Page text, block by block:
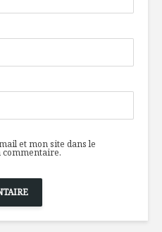
et mon site dans le
commentaire.